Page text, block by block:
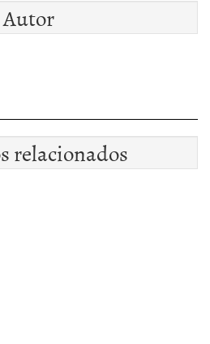
Autor
relacionados